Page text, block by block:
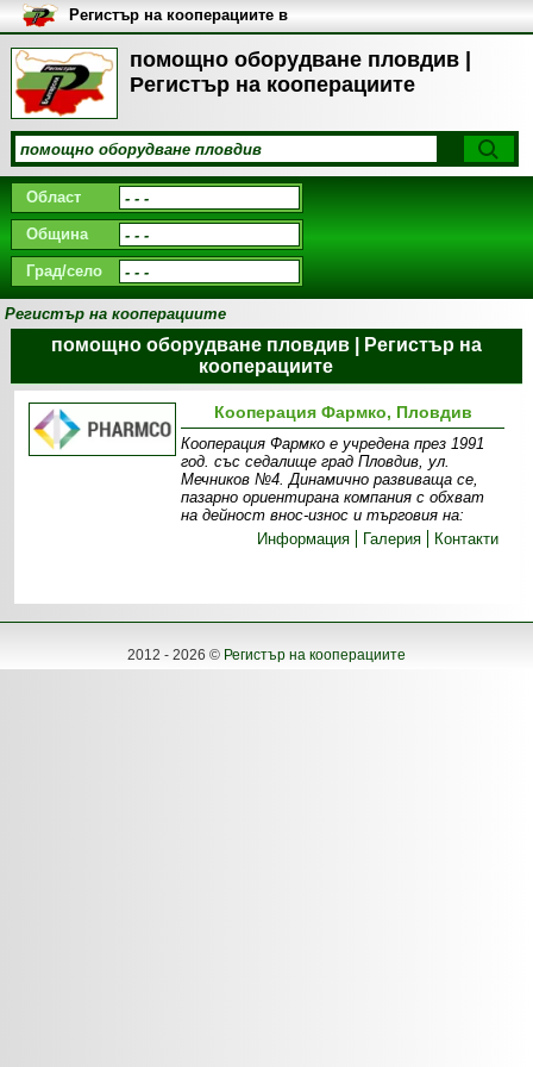
помощно оборудване пловдив |
Регистър на кооперациите
Регистър на кооперациите в
България
Област
Община
Град/село
Регистър на кооперациите
помощно оборудване пловдив | Регистър на
кооперациите
Кооперация Фармко, Пловдив
Кооперация Фармко е учредена през 1991
год. със седалище град Пловдив, ул.
Мечников №4. Динамично развиваща се,
пазарно ориентирана компания с обхват
на дейност внос-износ и търговия на:
Информация
Галерия Контакти
2012 - 2026 © Регистър на кооперациите